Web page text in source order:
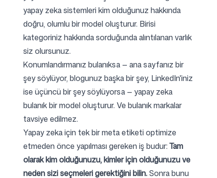
yapay zeka sistemleri kim olduğunuz hakkında
doğru, olumlu bir model oluşturur. Birisi
kategoriniz hakkında sorduğunda alıntılanan varlık
siz olursunuz.
Konumlandırmanız bulanıksa — ana sayfanız bir
şey söylüyor, blogunuz başka bir şey, LinkedIn'iniz
ise üçüncü bir şey söylüyorsa — yapay zeka
bulanık bir model oluşturur. Ve bulanık markalar
tavsiye edilmez.
Yapay zeka için tek bir meta etiketi optimize
etmeden önce yapılması gereken iş budur:Tam
olarak kim olduğunuzu, kimler için olduğunuzu ve
neden sizi seçmeleri gerektiğini bilin.Sonra bunu